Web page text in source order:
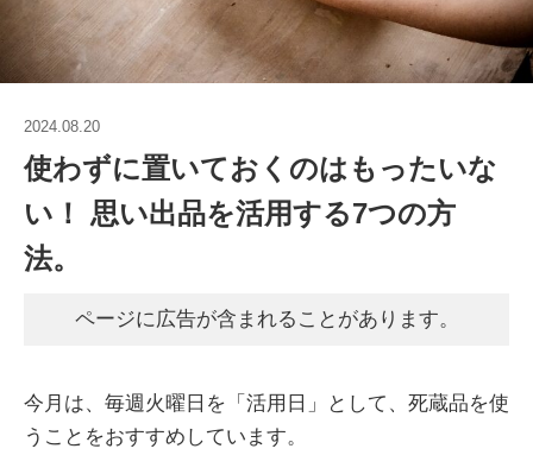
2024.08.20
使わずに置いておくのはもったいな
い！ 思い出品を活用する7つの方
法。
ページに広告が含まれることがあります。
今月は、毎週火曜日を「活用日」として、死蔵品を使
うことをおすすめしています。